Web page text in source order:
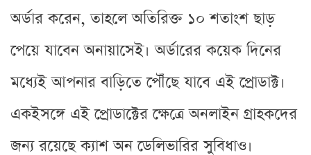
অর্ডার করেন, তাহলে অতিরিক্ত ১০ শতাংশ ছাড়
পেয়ে যাবেন অনায়াসেই। অর্ডারের কয়েক দিনের
মধ্যেই আপনার বাড়িতে পৌঁছে যাবে এই প্রোডাক্ট।
একইসঙ্গে এই প্রোডাক্টের ক্ষেত্রে অনলাইন গ্রাহকদের
জন্য রয়েছে ক্যাশ অন ডেলিভারির সুবিধাও।